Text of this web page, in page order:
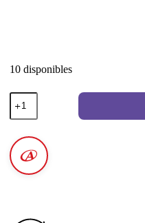
10 disponibles